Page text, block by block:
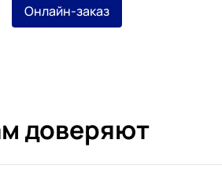
Онлайн-заказ
доверяют